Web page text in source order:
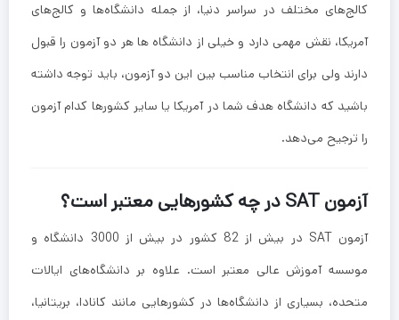
کالج‌های مختلف در سراسر دنیا، از جمله دانشگاه‌ها و کالج‌های
آمریکا، نقش مهمی دارد و خیلی از دانشگاه ها هر دو آزمون را قبول
دارند ولی برای انتخاب مناسب بین این دو آزمون، باید توجه داشته
باشید که دانشگاه هدف شما در آمریکا یا سایر کشورها کدام آزمون
را ترجیح می‌دهد.
آزمون SAT در چه کشورهایی معتبر است؟
آزمون SAT در بیش از 82 کشور در بیش از 3000 دانشگاه و
موسسه آموزش عالی معتبر است. علاوه بر دانشگاه‌های ایالات
متحده، بسیاری از دانشگاه‌ها در کشورهایی مانند کانادا، بریتانیا،